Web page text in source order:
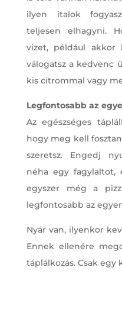
ilyen italok
teljesen elhagyni.
vizet, például akkor
válogatsz a kedvenc
kis citrommal vagy
Legfontosabb az
Az egészséges
hogy meg kell
szeretsz. Engedj
néha egy fagylaltot,
egyszer még a
legfontosabb az
Nyár van, ilyenkor
Ennek ellenére
táplálkozás. Csak egy